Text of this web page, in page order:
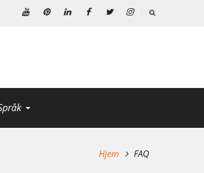
Hjem FAQ